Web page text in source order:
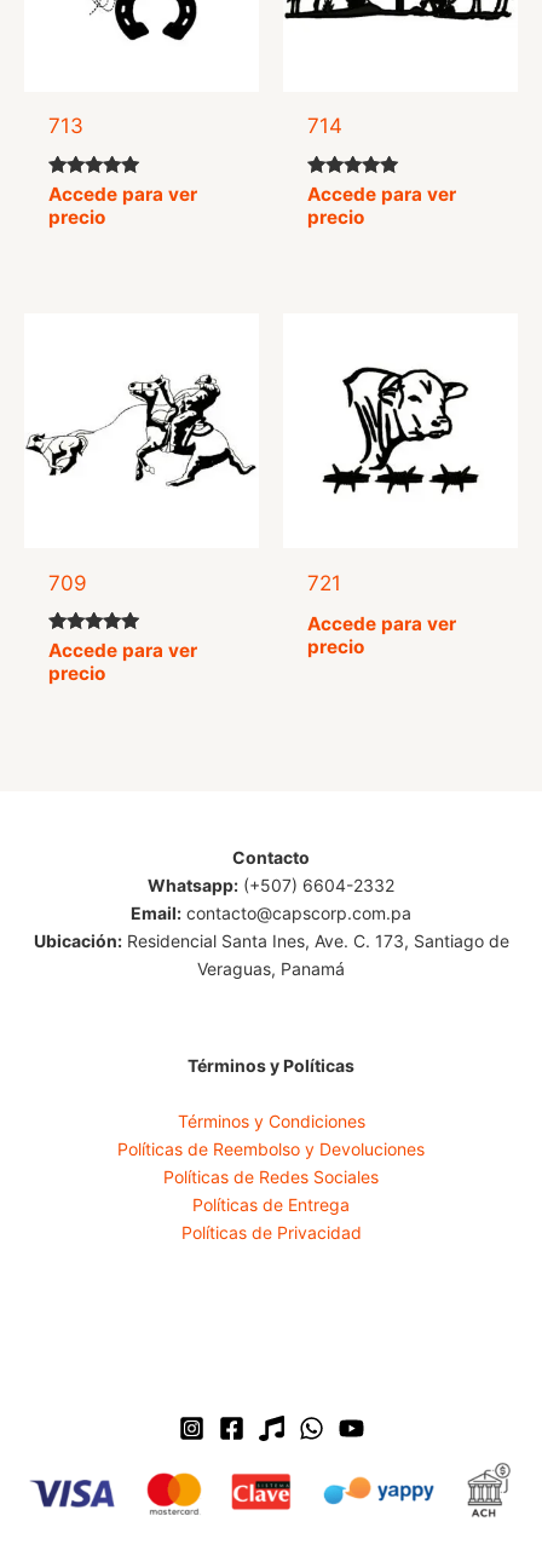
713
Valorado
con
5.00
Accede para ver
precio
714
Valorado
con
5.00
Accede para ver
precio
709
Valorado
con
5.00
Accede para ver
precio
721
Accede para ver
precio
Contacto
Whatsapp: (+507) 6604-2332
Email: contacto@capscorp.com.pa
Ubicación:Residencial Santa Ines, Ave. C. 173, Santiago de
Veraguas, Panamá
Términos y Políticas
Términos y Condiciones
Políticas de Reembolso y Devoluciones
Políticas de Redes Sociales
Políticas de Entrega
Políticas de Privacidad